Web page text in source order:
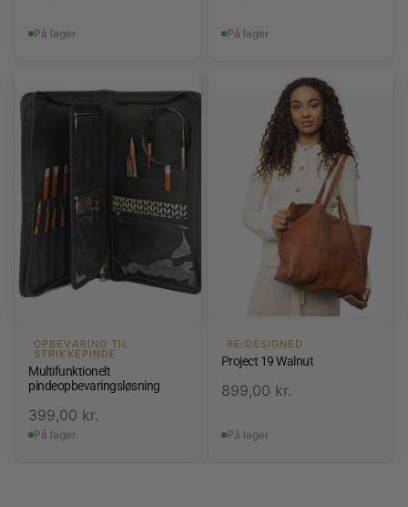
På lager På lager
OPBEVARING TIL
STRIKKEPINDE
Multifunktionelt
pindeopbevaringsløsning
399,00 kr.
På lager
RE:DESIGNED
Project 19 Walnut
899,00 kr.
På lager